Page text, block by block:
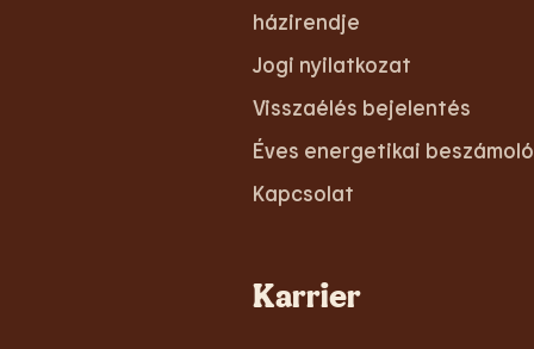
házirendje
Jogi nyilatkozat
Visszaélés bejelentés
Éves energetikai beszámoló
Kapcsolat
Karrier